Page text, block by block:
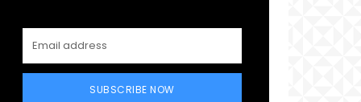
SUBSCRIBE NOW